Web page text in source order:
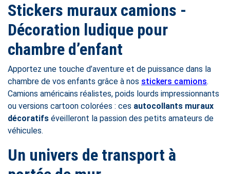
Stickers muraux camions -
Décoration ludique pour
chambre d’enfant
Apportez une touche d’aventure et de puissance dans la
chambre de vos enfants grâce à nos stickers camions.
Camions américains réalistes, poids lourds impressionnants
ou versions cartoon colorées : ces autocollants muraux
décoratifs éveilleront la passion des petits amateurs de
véhicules.
Un univers de transport à